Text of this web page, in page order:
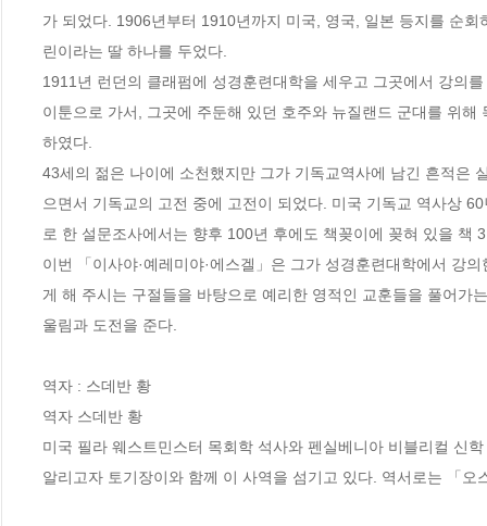
가 되었다. 1906년부터 1910년까지 미국, 영국, 일본 등지를 순
린이라는 딸 하나를 두었다.
1911년 런던의 클래펌에 성경훈련대학을 세우고 그곳에서 강의
이툰으로 가서, 그곳에 주둔해 있던 호주와 뉴질랜드 군대를 위
하였다.
43세의 젊은 나이에 소천했지만 그가 기독교역사에 남긴 흔적은
으면서 기독교의 고전 중에 고전이 되었다. 미국 기독교 역사상
로 한 설문조사에서는 향후 100년 후에도 책꽂이에 꽂혀 있을 책
이번 「이사야·예레미야·에스겔」은 그가 성경훈련대학에서 강
게 해 주시는 구절들을 바탕으로 예리한 영적인 교훈들을 풀어가
울림과 도전을 준다.
역자 : 스데반 황
역자 스데반 황
미국 필라 웨스트민스터 목회학 석사와 펜실베니아 비블리컬 신
알리고자 토기장이와 함께 이 사역을 섬기고 있다. 역서로는 「